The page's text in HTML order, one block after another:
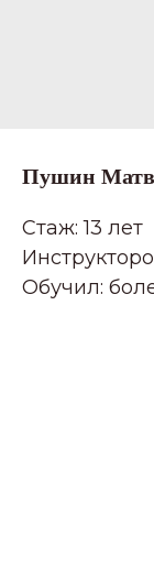
Пушин
Стаж: 13 лет
Обучил: